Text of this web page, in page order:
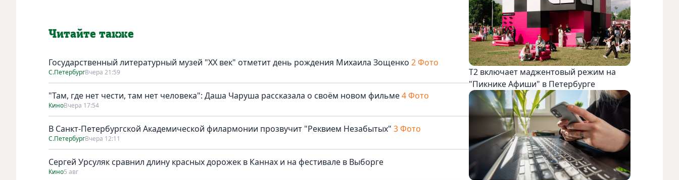
Читайте также
Государственный литературный музей "ХХ век" отметит день рождения Михаила Зощенко 2 Фото
С.ПетербургВчера 21:59
"Там, где нет чести, там нет человека": Даша Чаруша рассказала о своём новом фильме4 Фото
КиноВчера 17:54
В Санкт-Петербургской Академической филармонии прозвучит "Реквием Незабытых" 3 Фото
С.ПетербургВчера 12:11
Сергей Урсуляк сравнил длину красных дорожек в Каннах и на фестивале в Выборге
Кино5 авг
Т2 включает маджентовый режим на
"Пикнике Афиши" в Петербурге